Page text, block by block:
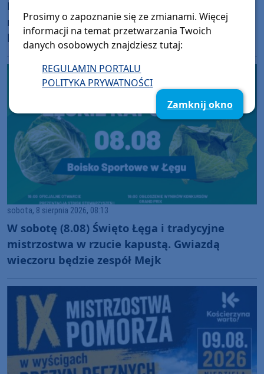
Miasto Człuchów buduje kolejne pięć
mieszkań socjalnych w miejsce spalonych
baraków. Dostaną je osoby z listy
oczekujących
sobota, 8 sierpnia 2026, 08:13
W sobotę (8.08) Święto Łęga i tradycyjne
mistrzostwa w rzucie kapustą. Gwiazdą
wieczoru będzie zespół Mejk
Prosimy o zapoznanie się ze zmianami. Więcej
informacji na temat przetwarzania Twoich
danych osobowych znajdziesz tutaj:
REGULAMIN PORTALU
POLITYKA PRYWATNOŚCI
Zamknij okno